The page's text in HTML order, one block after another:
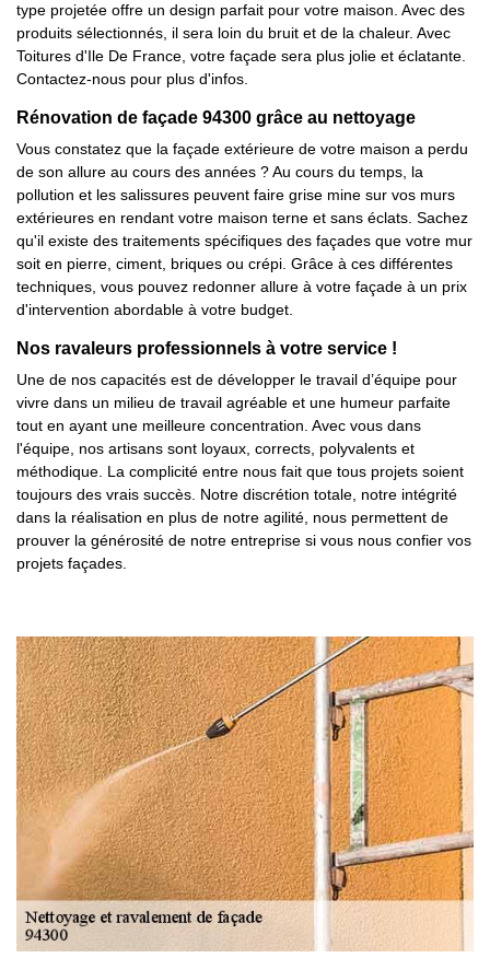
type projetée offre un design parfait pour votre maison. Avec des
produits sélectionnés, il sera loin du bruit et de la chaleur. Avec
Toitures d'Ile De France, votre façade sera plus jolie et éclatante.
Contactez-nous pour plus d'infos.
Rénovation de façade 94300 grâce au nettoyage
Vous constatez que la façade extérieure de votre maison a perdu
de son allure au cours des années ? Au cours du temps, la
pollution et les salissures peuvent faire grise mine sur vos murs
extérieures en rendant votre maison terne et sans éclats. Sachez
qu'il existe des traitements spécifiques des façades que votre mur
soit en pierre, ciment, briques ou crépi. Grâce à ces différentes
techniques, vous pouvez redonner allure à votre façade à un prix
d'intervention abordable à votre budget.
Nos ravaleurs professionnels à votre service !
Une de nos capacités est de développer le travail d’équipe pour
vivre dans un milieu de travail agréable et une humeur parfaite
tout en ayant une meilleure concentration. Avec vous dans
l'équipe, nos artisans sont loyaux, corrects, polyvalents et
méthodique. La complicité entre nous fait que tous projets soient
toujours des vrais succès. Notre discrétion totale, notre intégrité
dans la réalisation en plus de notre agilité, nous permettent de
prouver la générosité de notre entreprise si vous nous confier vos
projets façades.